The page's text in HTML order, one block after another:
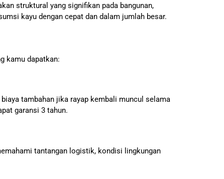
struktural yang signifikan pada bangunan,
kayu dengan cepat dan dalam jumlah besar.
kamu dapatkan:
tambahan jika rayap kembali muncul selama
garansi 3 tahun.
tantangan logistik, kondisi lingkungan